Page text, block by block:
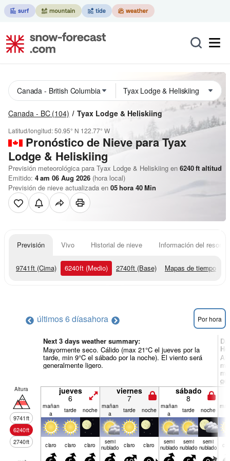
Canada - BC (104) Tyax Lodge & Heliskiing
Latitud/longitud:50.95° N 122.77° W
Pronóstico de Nieve para Tyax
Lodge & Heliskiing
Previsión meteorológica para Tyax Lodge & Heliskiing en 6240ft altitud
Emitido: 4 am 06 Aug 2026 (hora local)
Previsión de nieve actualizada en 05hora 40Min
Previsión Vivo Historial de nieve Información del resort
9741ft (Cima) 6240ft (Medio) 2740ft (Base) Mapas de tiempo
últimos 6 díasahora Por hora
Next 3 days weather summary:
Mayormente seco. Cálido (max 21°C el jueves por la
tarde, min 9°C el sábado por la noche). El viento será
generalmente ligero.
Altura
9741ft
6240ft
2740ft
jueves
6
viernes
7
sábado
8
mañan
a
tarde noche mañan
a
tarde noche mañan
a
tarde noche
claro claro claro semi
nublado claro claro semi
nublado
semi
nublado
semi
nublado